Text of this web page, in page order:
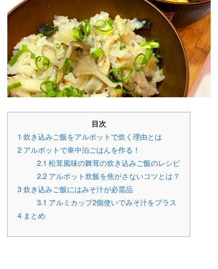
目次
1 炊き込みご飯をアルポットで炊く理由とは
2 アルポットで車中泊ごはんを作る！
2.1 松茸風味の舞茸の炊き込みご飯のレシピ
2.2 アルポット炊飯を焦がさないコツとは？
3炊き込みご飯にはみそ汁が必需品
3.1 アルミカップ2個使いでみそ汁をプラス
4 まとめ